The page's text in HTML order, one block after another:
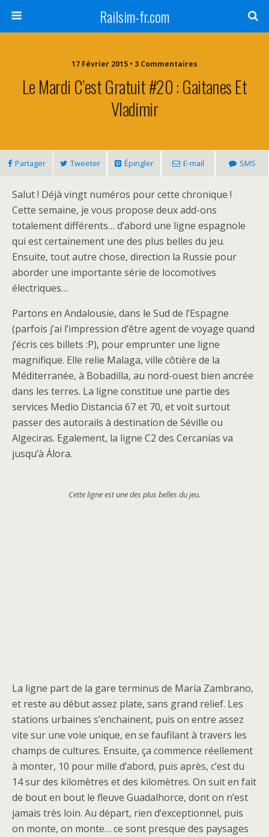
Railsim-fr.com
17 Février 2015 • 3 Commentaires
Le Mardi C’est Gratuit #20 : Gaitanes Et
Vladimir
Partager Tweeter Épingler E-mail SMS
Salut ! Déjà vingt numéros pour cette chronique !
Cette semaine, je vous propose deux add-ons
totalement différents… d’abord une ligne espagnole
qui est certainement une des plus belles du jeu.
Ensuite, tout autre chose, direction la Russie pour
aborder une importante série de locomotives
électriques…
Partons en Andalousie, dans le Sud de l’Espagne
(parfois j’ai l’impression d’être agent de voyage quand
j’écris ces billets :P), pour emprunter une ligne
magnifique. Elle relie Malaga, ville côtière de la
Méditerranée, à Bobadilla, au nord-ouest bien ancrée
dans les terres. La ligne constitue une partie des
services Medio Distancia 67 et 70, et voit surtout
passer des autorails à destination de Séville ou
Algeciras. Egalement, la ligne C2 des Cercanías va
jusqu’à Álora.
Cette ligne est une des plus belles du jeu.
La ligne part de la gare terminus de María Zambrano,
et reste au début assez plate, sans grand relief. Les
stations urbaines s’enchainent, puis on entre assez
vite sur une voie unique, en se faufilant à travers les
champs de cultures. Ensuite, ça commence réellement
à monter, 10 pour mille d’abord, puis après, c’est du
14 sur des kilomètres et des kilomètres. On suit en fait
de bout en bout le fleuve Guadalhorce, dont on n’est
jamais très loin. Au départ, rien d’exceptionnel, puis
on monte, on monte… ce sont presque des paysages